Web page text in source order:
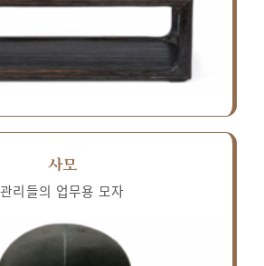
사모
관리들의 업무용 모자